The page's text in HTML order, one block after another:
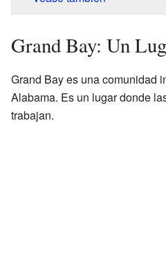
Grand Bay: Un
Grand Bay es una comunidad
Alabama. Es un lugar donde
trabajan.